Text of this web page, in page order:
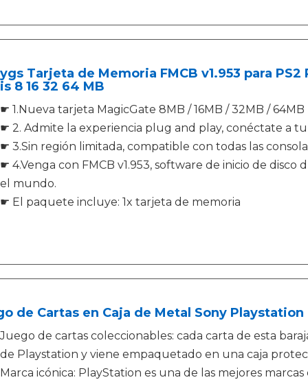
Tarjeta de Memoria FMCB v1.953 para
8 16 32 64 MB
☛ 1.Nueva tarjeta MagicGate 8MB / 16MB / 32MB /
☛ 2. Admite la experiencia plug and play, conéctate a
☛ 3.Sin región limitada, compatible con todas las
☛ 4.Venga con FMCB v1.953, software de inicio de
el mundo.
☛ El paquete incluye: 1x tarjeta de memoria
de Cartas en Caja de Metal Sony Playstation
Juego de cartas coleccionables: cada carta de esta
de Playstation y viene empaquetado en una caja
Marca icónica: PlayStation es una de las mejores